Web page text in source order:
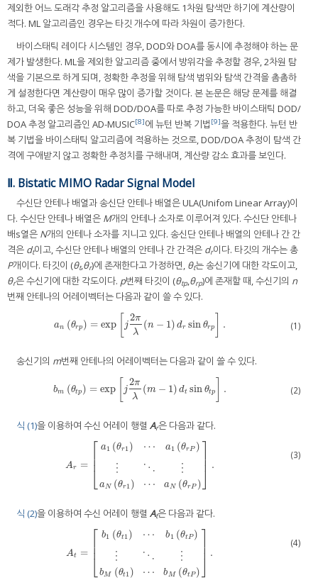
제외한 어느 도래각 추정 알고리즘을 사용해도 1차원 탐색만 하기에 계산량이
적다. ML 알고리즘인 경우는 타깃 개수에 따라 차원이 증가한다.
바이스태틱 레이다 시스템인 경우, DOD와 DOA를 동시에 추정해야 하는 문
제가 발생한다. ML을 제외한 알고리즘 중에서 방위각을 추정할 경우, 2차원 탐
색을 기본으로 하게 되며, 정확한 추정을 위해 탐색 범위와 탐색 간격을 촘촘하
게 설정한다면 계산량이 매우 많이 증가할 것이다. 본 논문은 해당 문제를 해결
하고, 더욱 좋은 성능을 위해 DOD/DOA를 따로 추정 가능한 바이스태틱 DOD/
DOA 추정 알고리즘인 AD-MUSIC[8]에 뉴턴 반복 기법 [9]을 적용한다. 뉴턴 반
복 기법을 바이스태틱 알고리즘에 적용하는 것으로, DOD/DOA 추정이 탐색 간
격에 구애받지 않고 정확한 추정치를 구해내며, 계산량 감소 효과를 보인다.
Ⅱ. Bistatic MIMO Radar Signal Model
수신단 안테나 배열과 송신단 안테나 배열은 ULA(Unifom Linear Array)이
다. 수신단 안테나 배열은 M개의 안테나 소자로 이루어져 있다. 수신단 안테나
배s열은 N개의 안테나 소자를 지니고 있다. 송신단 안테나 배열의 안테나 간 간
격은 dt이고, 수신단 안테나 배열의 안테나 간 간격은 dr이다. 타깃의 개수는 총
P개이다. 타깃이 (θt,θr)에 존재한다고 가정하면, θt는 송신기에 대한 각도이고,
θr은 수신기에 대한 각도이다. p번째 타깃이 (θtp,θrp)에 존재할 때, 수신기의 n
번째 안테나의 어레이벡터는 다음과 같이 쓸 수 있다.
an (θrp ) = exp j
2π
λ
(n − 1) dr sin θrp .
an(θrp)=exp [j2πλ(n− 1) drsinθrp]. (1)
송신기의 m번째 안테나의 어레이벡터는 다음과 같이 쓸 수 있다.
bm (θtp ) = exp j
2π
λ
(m − 1) dt sin θtp .
bm( θtp)=exp[j2πλ(m−1) dtsinθtp]. (2)
식 (1)을 이용하여 수신 어레이 행렬 Ar은 다음과 같다.
Ar = ⎡
⎣
⎢⎢
a1 (θr1)
⋮
aN (θr1)
⋯
⋱
⋯
a1 (θrP )
⋮
aN (θrP )
⎤
⎦
⎥⎥ .
Ar= [a1 (θ ⋯ P )⋮ N a
(3)
식 (2)을 이용하여 수신 어레이 행렬 At은 다음과 같다.
At = ⎡
⎣
⎢⎢
b1 (θt1)
⋮
bM (θt1)
⋯
⋱
⋯
b1 (θtP )
⋮
bM (θtP )
⎤
⎦
⎥⎥ .
At= [b1 ( ⋯ P )⋮ M ⋯
(4)